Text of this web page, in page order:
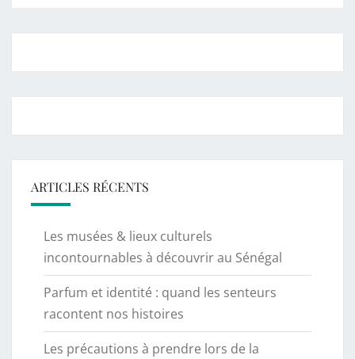
ARTICLES RÉCENTS
Les musées & lieux culturels
incontournables à découvrir au Sénégal
Parfum et identité : quand les senteurs
racontent nos histoires
Les précautions à prendre lors de la